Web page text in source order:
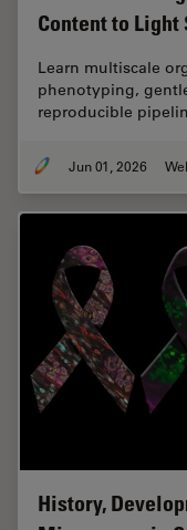
Content to Light
Learn multiscale
phenotyping,
reproducible
Jun 01, 2026
History,